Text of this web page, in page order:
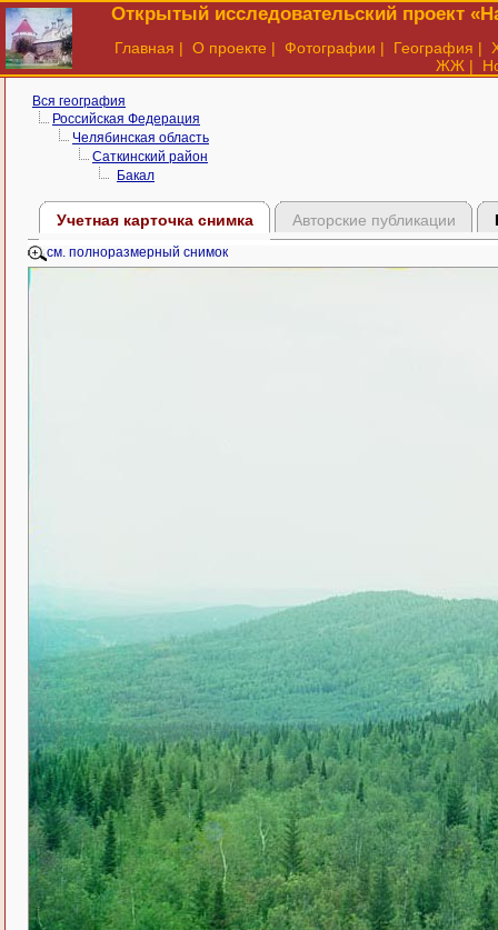
Открытый исследовательский проект
Главная | О проекте | Фотографии | География |
ЖЖ |
Вся география
Российская Федерация
Челябинская область
Саткинский район
Бакал
Учетная карточка снимка Авторские публикации
см. полноразмерный снимок